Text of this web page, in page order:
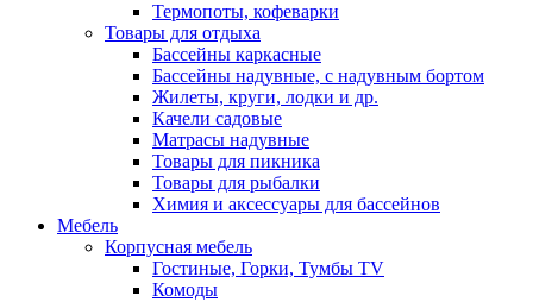
Термопоты, кофеварки
Товары для отдыха
Бассейны каркасные
Бассейны надувные, с надувным бортом
Жилеты, круги, лодки и др.
Качели садовые
Матрасы надувные
Товары для пикника
Товары для рыбалки
Химия и аксессуары для бассейнов
Мебель
Корпусная мебель
Гостиные, Горки, Тумбы TV
Комоды